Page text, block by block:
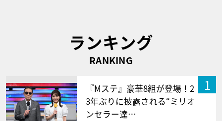
ランキング
RANKING
1
『Mステ』豪華8組が登場！2
3年ぶりに披露される“ミリオ
ンセラー達…